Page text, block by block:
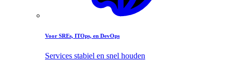
Voor SREs, ITOps, en DevOps
Services stabiel en snel houden